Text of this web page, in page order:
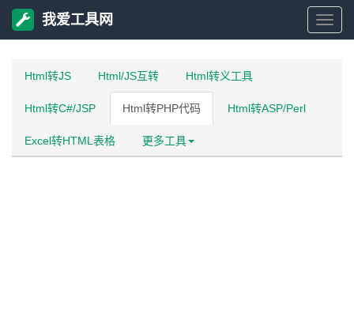
我
我爱工具网
Html转JS Html/JS互转 Html转义工具
Html转C#/JSP Html转PHP代码 Html转ASP/Perl
Excel转HTML表格 更多工具